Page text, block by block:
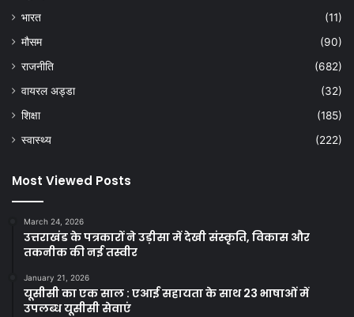
भारत
(11)
मौसम
(90)
राजनीति
(682)
वायरल अड्डा
(32)
शिक्षा
(185)
स्वास्थ्य
(222)
Most Viewed Posts
March 24, 2026
उत्तराखंड के पत्रकारों ने उड़ीसा में देखी संस्कृति, विकास और
तकनीक की नई तस्वीर
January 21, 2026
यूसीसी का एक साल : एआई सहायता के साथ 23 भाषाओं में
उपलब्ध यूसीसी सेवाएं